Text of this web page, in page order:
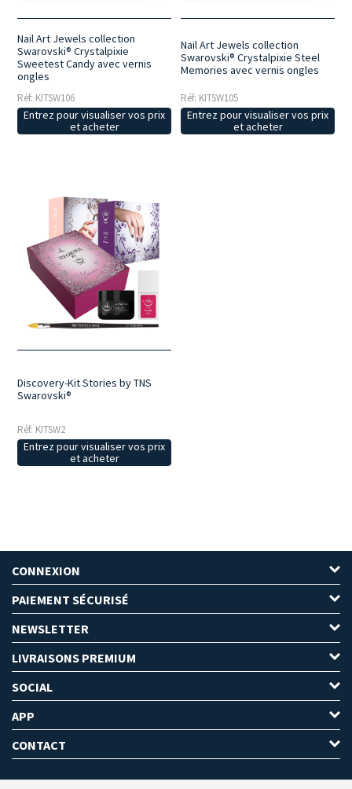
Nail Art Jewels collection
Swarovski® Crystalpixie
Sweetest Candy avec vernis
ongles
Réf: KITSW106
Entrez pour visualiser vos prix
et acheter
Nail Art Jewels collection
Swarovski® Crystalpixie Steel
Memories avec vernis ongles
Réf: KITSW105
Entrez pour visualiser vos prix
et acheter
Discovery-Kit Stories by TNS
Swarovski®
Réf: KITSW2
Entrez pour visualiser vos prix
et acheter
CONNEXION
PAIEMENT SÉCURISÉ
NEWSLETTER
LIVRAISONS PREMIUM
SOCIAL
APP
CONTACT